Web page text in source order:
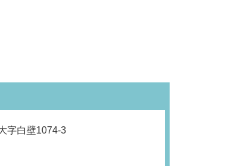
白壁1074-3